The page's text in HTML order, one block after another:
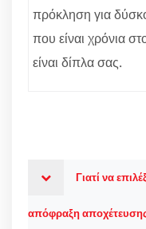
πρόκληση για
που είναι χρόνια
είναι δίπλα σας.
Γιατί να
απόφραξη